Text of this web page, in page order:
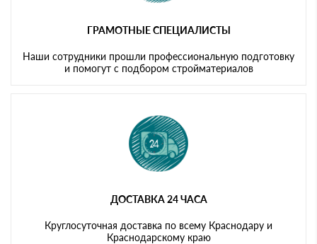
ГРАМОТНЫЕ СПЕЦИАЛИСТЫ
Наши сотрудники прошли профессиональную подготовку
и помогут с подбором стройматериалов
ДОСТАВКА 24 ЧАСА
Круглосуточная доставка по всему Краснодару и
Краснодарскому краю